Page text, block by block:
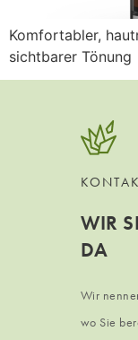
Komfortabler,
sichtbarer Tönung
WIR
DA
Wir
wo Sie